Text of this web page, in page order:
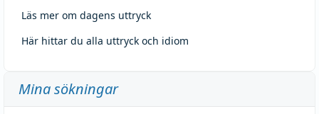
Läs mer om dagens uttryck
Här hittar du alla uttryck och idiom
Mina sökningar